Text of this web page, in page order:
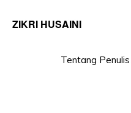
ZIKRI HUSAINI
Tentang Penulis